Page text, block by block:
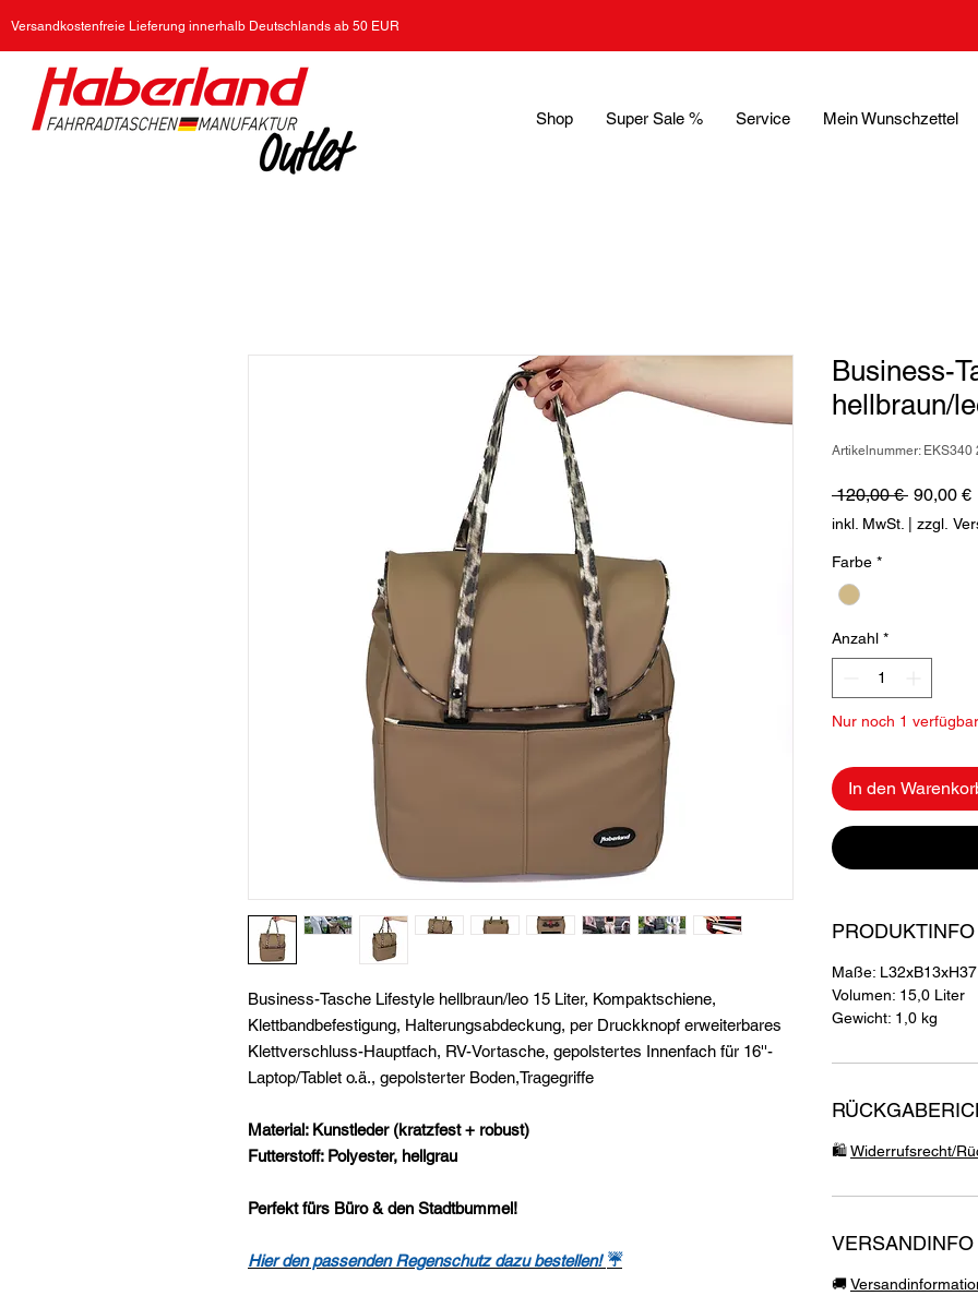
Versandkostenfreie Lieferung innerhalb Deutschlands ab 50 EUR
Shop Super Sale % Service Mein Wunschzettel
Business-Tasche Lifestyle hellbraun/leo 15 Liter, Kompaktschiene,
Klettbandbefestigung, Halterungsabdeckung, per Druckknopf erweiterbares
Klettverschluss-Hauptfach, RV-Vortasche, gepolstertes Innenfach für 16''-
Laptop/Tablet o.ä., gepolsterter Boden,Tragegriffe
Material: Kunstleder (kratzfest + robust)
Futterstoff: Polyester, hellgrau
Perfekt fürs Büro & den Stadtbummel!
Hier den passenden Regenschutz dazu bestellen! ☔
Business-
hellbraun/
Artikelnummer: EKS340
120,00 € 90,00 €
inkl. MwSt. zzgl.
Farbe *
Anzahl *
Nur noch 1 verfügbar
In den
PRODUKTINFO
Maße:
Volumen: 15,0 Liter
Gewicht: 1,0 kg
🛍️Widerrufsrecht/
VERSANDINFO
🚚